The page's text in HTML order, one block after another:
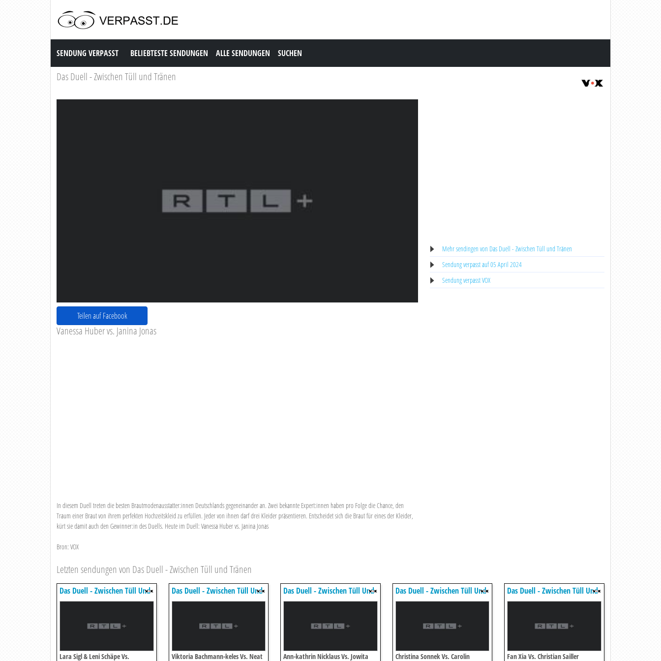
Sendung Verpasst
SENDUNG VERPASST BELIEBTESTE SENDUNGEN ALLE SENDUNGEN SUCHEN
Das Duell - Zwischen Tüll und Tränen
Teilen auf Facebook
Vanessa Huber vs. Janina Jonas
In diesem Duell treten die besten Brautmodenausstatter:innen Deutschlands gegeneinander an. Zwei bekannte Expert:innen haben pro Folge die Chance, den
Traum einer Braut von ihrem perfekten Hochzeitskleid zu erfüllen. Jeder von ihnen darf drei Kleider präsentieren. Entscheidet sich die Braut für eines der Kleider,
kürt sie damit auch den Gewinner:in des Duells. Heute im Duell: Vanessa Huber vs. Janina Jonas
Bron: VOX
Mehr sendingen von Das Duell - Zwischen Tüll und Tränen
Sendung verpasst auf 05 April 2024
Sendung verpasst VOX
Letzten sendungen von Das Duell - Zwischen Tüll und Tränen
Das Duell - Zwischen Tüll Und
Tränen
Lara Sigl & Leni Schäpe Vs.
Das Duell - Zwischen Tüll Und
Tränen
Viktoria Bachmann-keles Vs. Neat
Das Duell - Zwischen Tüll Und
Tränen
Ann-kathrin Nicklaus Vs. Jowita
Das Duell - Zwischen Tüll Und
Tränen
Christina Sonnek Vs. Carolin
Das Duell - Zwischen Tüll Und
Tränen
Fan Xia Vs. Christian Sailler